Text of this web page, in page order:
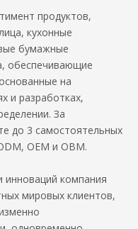
продуктов,
кухонные
бумажные
обеспечивающие
на
и разработках,
За
до 3 самостоятельных
OEM и OBM.
инноваций компания
мировых клиентов,